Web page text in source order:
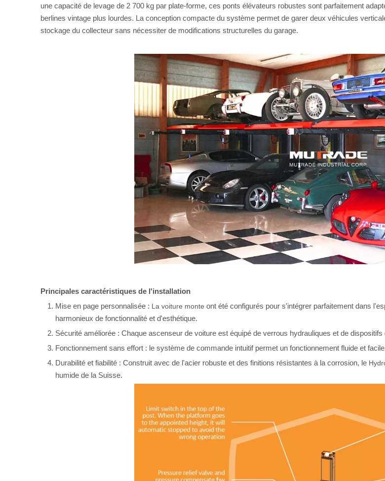
une capacité de levage de 2 700 kg par plate-forme, ces ponts élévateurs robustes sont parfaitement
berlines vintage plus lourdes. La conception compacte du système permet de garer deux véhicules
stockage du collecteur sans nécessiter de modifications structurelles du garage.
Principales caractéristiques de l'installation
Mise en page personnalisée : La voiture monte ont été configurés pour s'intégrer parfaitement dans
harmonieux de fonctionnalité et d'esthétique.
Sécurité améliorée : Chaque ascenseur de voiture est équipé de verrous hydrauliques et de
Fonctionnement sans effort : le système de commande intuitif permet un fonctionnement fluide et
Durabilité et fiabilité : Construit avec de l'acier robuste et des finitions résistantes à la corrosion, le
humide de la Suisse.